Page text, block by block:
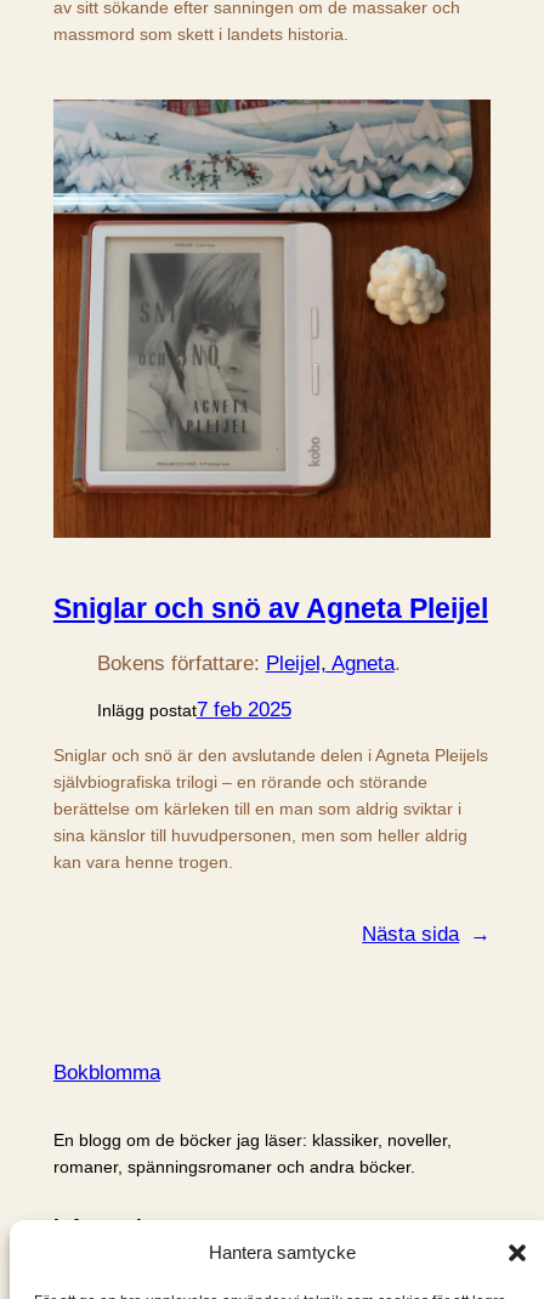
Hantera samtycke
av sitt sökande efter sanningen om de massaker och
massmord som skett i landets historia.
Sniglar och snö av Agneta Pleijel
Bokens författare: Pleijel, Agneta.
Inlägg postat7 feb 2025
Sniglar och snö är den avslutande delen i Agneta Pleijels
självbiografiska trilogi – en rörande och störande
berättelse om kärleken till en man som aldrig sviktar i
sina känslor till huvudpersonen, men som heller aldrig
kan vara henne trogen.
Nästa sida →
Bokblomma
En blogg om de böcker jag läser: klassiker, noveller,
romaner, spänningsromaner och andra böcker.
Information